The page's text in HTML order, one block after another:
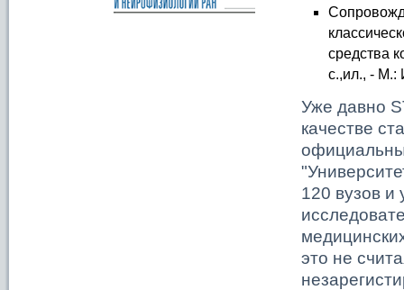
средства
с.,ил., - М.:
Уже давно
качестве
120 вузов и
это не